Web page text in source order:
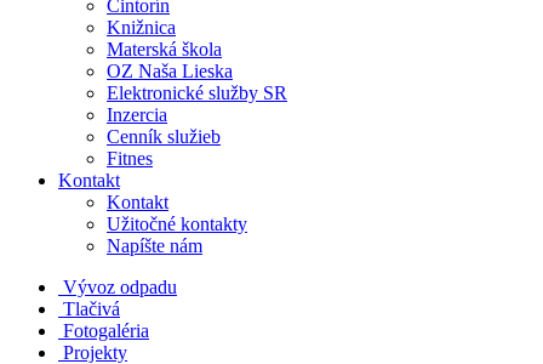
Cintorín
Knižnica
Materská škola
OZ Naša Lieska
Elektronické služby SR
Inzercia
Cenník služieb
Fitnes
Kontakt
Kontakt
Užitočné kontakty
Napíšte nám
Vývoz odpadu
Tlačivá
Fotogaléria
Projekty